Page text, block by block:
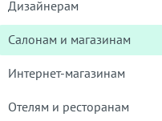
Дизайнерам
Салонам и магазинам
Интернет-магазинам
Отелям и ресторанам